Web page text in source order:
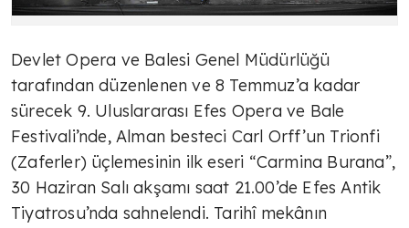
Devlet Opera ve Balesi Genel Müdürlüğü
tarafından düzenlenen ve 8 Temmuz’a kadar
sürecek 9. Uluslararası Efes Opera ve Bale
Festivali’nde, Alman besteci Carl Orff’un Trionfi
(Zaferler) üçlemesinin ilk eseri “Carmina Burana”,
30 Haziran Salı akşamı saat 21.00’de Efes Antik
Tiyatrosu’nda sahnelendi. Tarihî mekânın